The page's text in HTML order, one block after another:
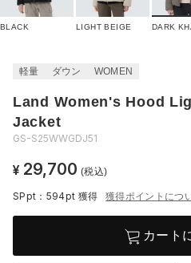
BLACK LIGHT BEIGE DARK
軽量 ダウン WOMEN
Land Women's Hood
Jacket
GS-S25WWGDJ51
¥ 29,700 (税込)
SPpt：594pt 獲得 獲得ポイントにつ
カート